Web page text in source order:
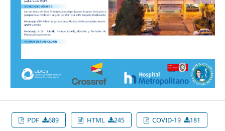
PDF 689 HTML 245 COVID-19 181